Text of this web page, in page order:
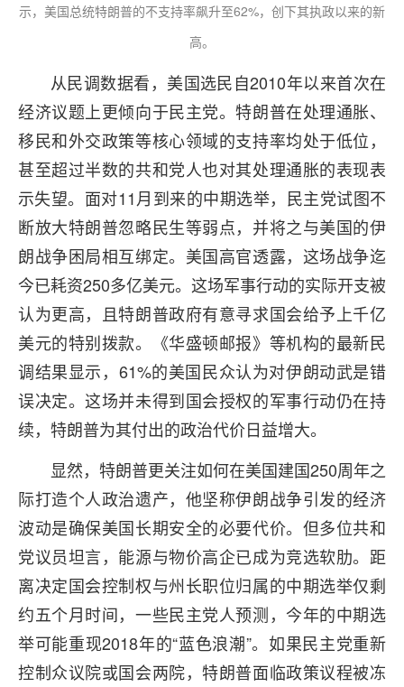
示，美国总统特朗普的不支持率飙升至62%，创下其执政以来的新
高。
从民调数据看，美国选民自2010年以来首次在
经济议题上更倾向于民主党。特朗普在处理通胀、
移民和外交政策等核心领域的支持率均处于低位，
甚至超过半数的共和党人也对其处理通胀的表现表
示失望。面对11月到来的中期选举，民主党试图不
断放大特朗普忽略民生等弱点，并将之与美国的伊
朗战争困局相互绑定。美国高官透露，这场战争迄
今已耗资250多亿美元。这场军事行动的实际开支被
认为更高，且特朗普政府有意寻求国会给予上千亿
美元的特别拨款。《华盛顿邮报》等机构的最新民
调结果显示，61%的美国民众认为对伊朗动武是错
误决定。这场并未得到国会授权的军事行动仍在持
续，特朗普为其付出的政治代价日益增大。
显然，特朗普更关注如何在美国建国250周年之
际打造个人政治遗产，他坚称伊朗战争引发的经济
波动是确保美国长期安全的必要代价。但多位共和
党议员坦言，能源与物价高企已成为竞选软肋。距
离决定国会控制权与州长职位归属的中期选举仅剩
约五个月时间，一些民主党人预测，今年的中期选
举可能重现2018年的“蓝色浪潮”。如果民主党重新
控制众议院或国会两院，特朗普面临政策议程被冻